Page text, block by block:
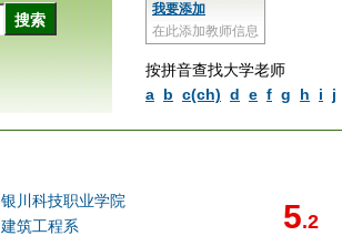
我要添加
在此添加教师信息
按拼音查找大学老师
a b c(ch) d e f g h i j
5.2
银川科技职业学院
建筑工程系